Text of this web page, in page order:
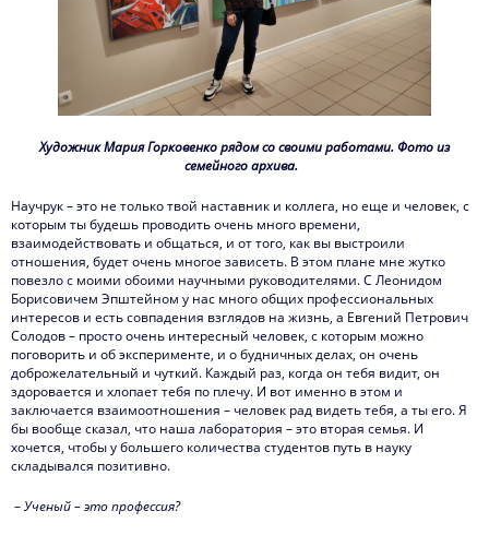
Художник Мария Горковенко рядом со своими работами. Фото из
семейного архива.
Научрук – это не только твой наставник и коллега, но еще и человек, с
которым ты будешь проводить очень много времени,
взаимодействовать и общаться, и от того, как вы выстроили
отношения, будет очень многое зависеть. В этом плане мне жутко
повезло с моими обоими научными руководителями. С Леонидом
Борисовичем Эпштейном у нас много общих профессиональных
интересов и есть совпадения взглядов на жизнь, а Евгений Петрович
Солодов – просто очень интересный человек, с которым можно
поговорить и об эксперименте, и о будничных делах, он очень
доброжелательный и чуткий. Каждый раз, когда он тебя видит, он
здоровается и хлопает тебя по плечу. И вот именно в этом и
заключается взаимоотношения – человек рад видеть тебя, а ты его. Я
бы вообще сказал, что наша лаборатория – это вторая семья. И
хочется, чтобы у большего количества студентов путь в науку
складывался позитивно.
–Ученый – это профессия?